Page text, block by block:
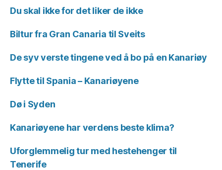
Du skal ikke for det liker de ikke
Biltur fra Gran Canaria til Sveits
De syv verste tingene ved å bo på en Kanariøy
Flytte til Spania – Kanariøyene
Dø i Syden
Kanariøyene har verdens beste klima?
Uforglemmelig tur med hestehenger til
Tenerife